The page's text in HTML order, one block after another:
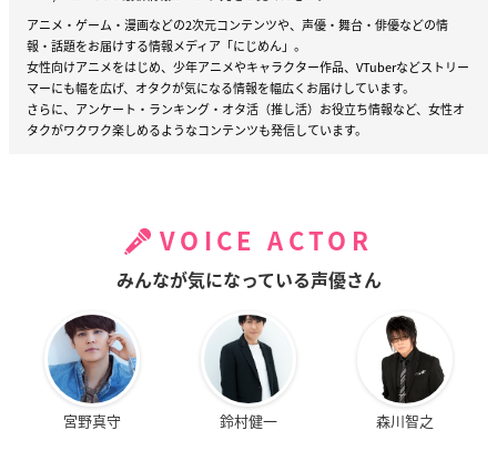
アニメ・ゲーム・漫画などの2次元コンテンツや、声優・舞台・俳優などの情
報・話題をお届けする情報メディア「にじめん」。
女性向けアニメをはじめ、少年アニメやキャラクター作品、VTuberなどストリー
マーにも幅を広げ、オタクが気になる情報を幅広くお届けしています。
さらに、アンケート・ランキング・オタ活（推し活）お役立ち情報など、女性オ
タクがワクワク楽しめるようなコンテンツも発信しています。
VOICE ACTOR
みんなが気になっている声優さん
宮野真守 鈴村健一 森川智之